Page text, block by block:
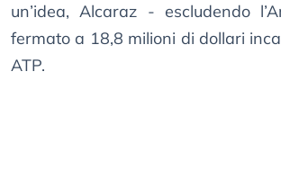
un’idea, Alcaraz - escludendo
fermato a 18,8 milioni di dollari
ATP.